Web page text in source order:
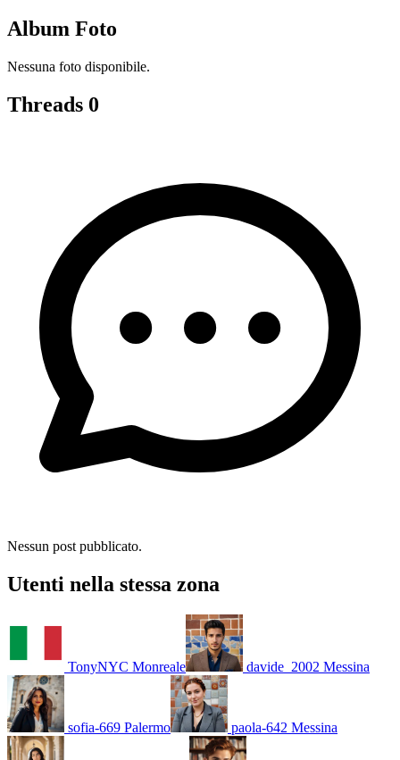
Album Foto
Nessuna foto disponibile.
Threads 0
Nessun post pubblicato.
Utenti nella stessa zona
TonyNYC Monreale davide_2002 Messina
sofia-669 Palermo paola-642 Messina